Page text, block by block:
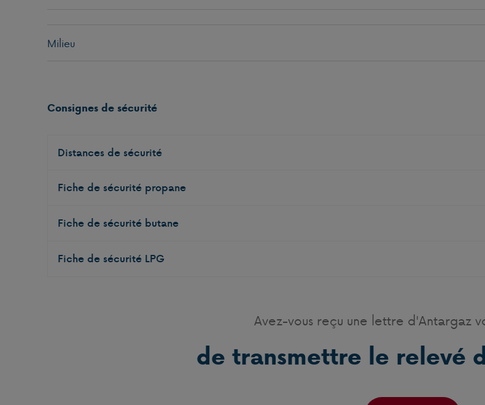
Milieu
Consignes de sécurité
Distances de sécurité
Fiche de sécurité propane
Fiche de sécurité butane
Fiche de sécurité LPG
Avez-vous reçu une lettre d'Antargaz
de transmettre le relevé